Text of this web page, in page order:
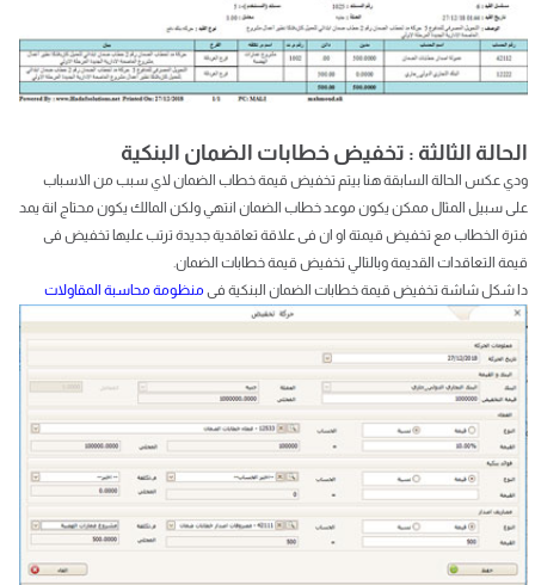
الحالة الثالثة : تخفيض خطابات الضمان البنكية
ودي عكس الحالة السابقة هنا بيتم تخفيض قيمة خطاب الضمان لاي سبب من الاسباب
على سبيل المثال ممكن يكون موعد خطاب الضمان انتهي ولكن المالك يكون محتاج انة يمد
فترة الخطاب مع تخفيض قيمتة او ان فى علاقة تعاقدية جديدة ترتب عليها تخفيض فى
قيمة التعاقدات القديمة وبالتالي تخفيض قيمة خطابات الضمان.
دا شكل شاشة تخفيض قيمة خطابات الضمان البنكية فى منظومة محاسبة المقاولات